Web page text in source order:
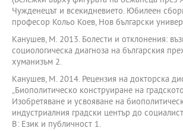
Чужденецът и всекидневието. Юбилеен
професор Кольо Коев, Нов български
Канушев, М. 2013. Болести и отклонения:
социологическа диагноза на българския
хуманизъм 2.
Канушев, М. 2014. Рецензия на докторска
„Биополитическо конструиране на
Изобретяване и усвояване на
индустриалния градски център до
В: Език и публичност 1.